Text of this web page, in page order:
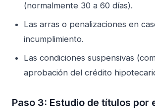
(normalmente 30 a 60 días).
Las arras o penalizaciones en
incumplimiento.
Las condiciones suspensivas
aprobación del crédito
Paso 3: Estudio de títulos por